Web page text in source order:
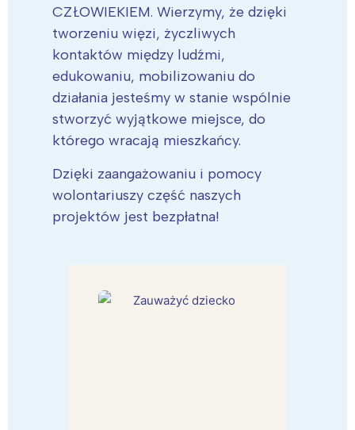
CZŁOWIEKIEM. Wierzymy, że dzięki
tworzeniu więzi, życzliwych
kontaktów między ludźmi,
edukowaniu, mobilizowaniu do
działania jesteśmy w stanie wspólnie
stworzyć wyjątkowe miejsce, do
którego wracają mieszkańcy.
Dzięki zaangażowaniu i pomocy
wolontariuszy część naszych
projektów jest bezpłatna!